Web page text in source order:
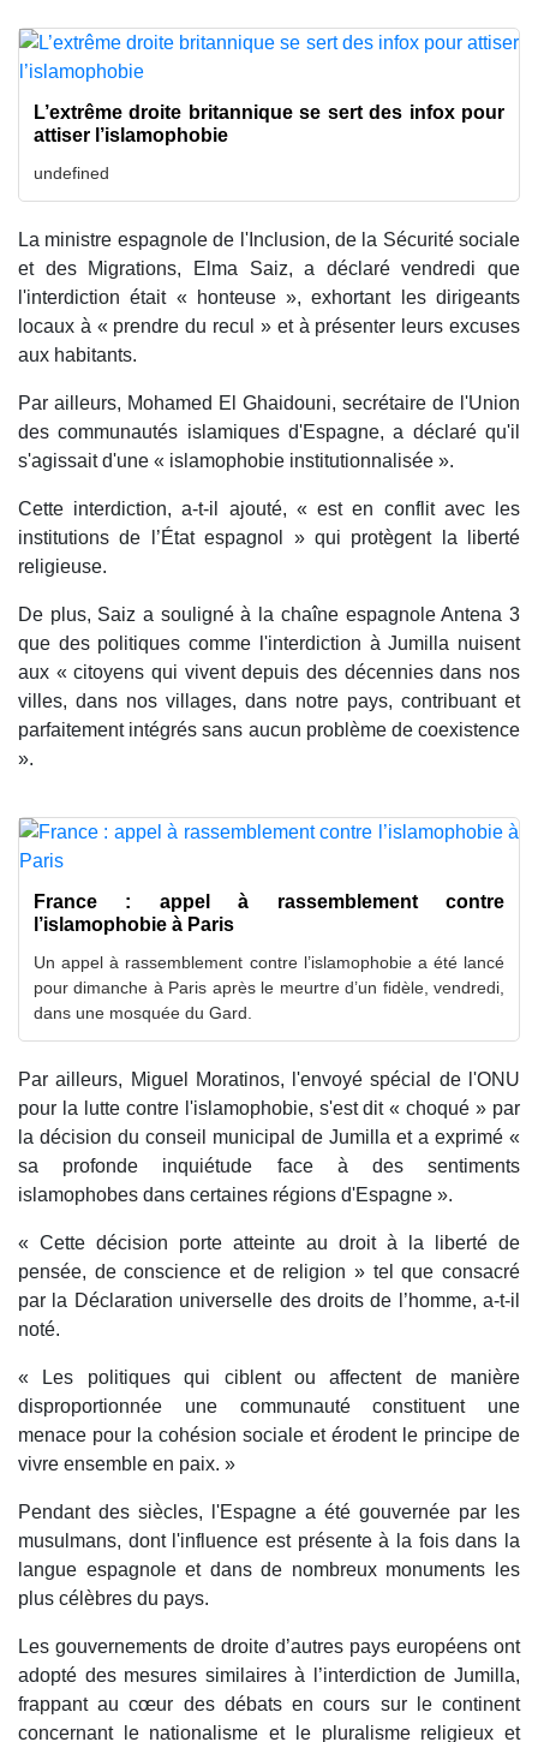
L’extrême droite britannique se sert des infox pour
attiser l’islamophobie
undefined
La ministre espagnole de l'Inclusion, de la Sécurité sociale
et des Migrations, Elma Saiz, a déclaré vendredi que
l'interdiction était « honteuse », exhortant les dirigeants
locaux à « prendre du recul » et à présenter leurs excuses
aux habitants.
Par ailleurs, Mohamed El Ghaidouni, secrétaire de l'Union
des communautés islamiques d'Espagne, a déclaré qu'il
s'agissait d'une « islamophobie institutionnalisée ».
Cette interdiction, a-t-il ajouté, « est en conflit avec les
institutions de l’État espagnol » qui protègent la liberté
religieuse.
De plus, Saiz a souligné à la chaîne espagnole Antena 3
que des politiques comme l'interdiction à Jumilla nuisent
aux « citoyens qui vivent depuis des décennies dans nos
villes, dans nos villages, dans notre pays, contribuant et
parfaitement intégrés sans aucun problème de coexistence
».
France : appel à rassemblement contre
l’islamophobie à Paris
Un appel à rassemblement contre l’islamophobie a été lancé
pour dimanche à Paris après le meurtre d’un fidèle, vendredi,
dans une mosquée du Gard.
Par ailleurs, Miguel Moratinos, l'envoyé spécial de l'ONU
pour la lutte contre l'islamophobie, s'est dit « choqué » par
la décision du conseil municipal de Jumilla et a exprimé «
sa profonde inquiétude face à des sentiments
islamophobes dans certaines régions d'Espagne ».
« Cette décision porte atteinte au droit à la liberté de
pensée, de conscience et de religion » tel que consacré
par la Déclaration universelle des droits de l’homme, a-t-il
noté.
« Les politiques qui ciblent ou affectent de manière
disproportionnée une communauté constituent une
menace pour la cohésion sociale et érodent le principe de
vivre ensemble en paix. »
Pendant des siècles, l'Espagne a été gouvernée par les
musulmans, dont l'influence est présente à la fois dans la
langue espagnole et dans de nombreux monuments les
plus célèbres du pays.
Les gouvernements de droite d’autres pays européens ont
adopté des mesures similaires à l’interdiction de Jumilla,
frappant au cœur des débats en cours sur le continent
concernant le nationalisme et le pluralisme religieux et